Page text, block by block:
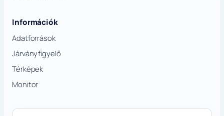
Információk
Adatforrások
Járványfigyelő
Térképek
Monitor